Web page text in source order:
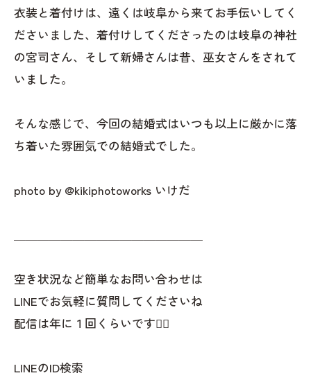
衣装と着付けは、遠くは岐阜から来てお手伝いしてく
ださいました、着付けしてくださったのは岐阜の神社
の宮司さん、そして新婦さんは昔、巫女さんをされて
いました。
そんな感じで、今回の結婚式はいつも以上に厳かに落
ち着いた雰囲気での結婚式でした。
photo by @kikiphotoworks いけだ
空き状況など簡単なお問い合わせは
LINEでお気軽に質問してくださいね
配信は年に１回くらいです✌🏻
LINEのID検索